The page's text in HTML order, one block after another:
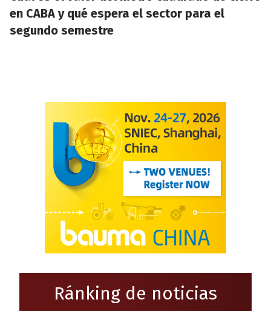
en CABA y qué espera el sector para el
segundo semestre
Ránking de noticias